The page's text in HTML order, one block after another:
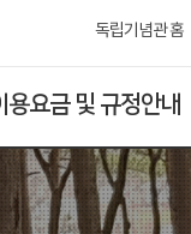
독립기념관 홈
용요금 및 규정안내